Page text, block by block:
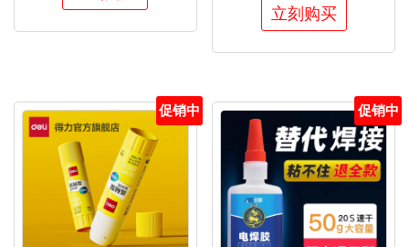
立刻购买
促销中 促销中